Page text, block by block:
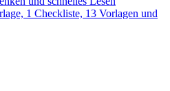
1 Checkliste, 13 Vorlagen und